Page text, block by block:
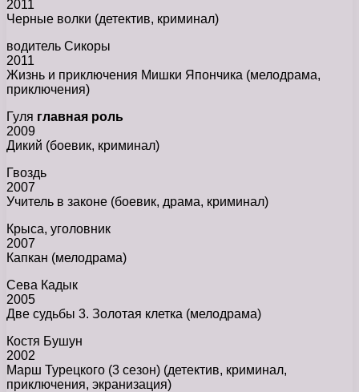
2011
Черные волки (детектив, криминал)
водитель Сикоры
2011
Жизнь и приключения Мишки Япончика (мелодрама,
приключения)
Гуля главная роль
2009
Дикий (боевик, криминал)
Гвоздь
2007
Учитель в законе (боевик, драма, криминал)
Крыса, уголовник
2007
Капкан (мелодрама)
Сева Кадык
2005
Две судьбы 3. Золотая клетка (мелодрама)
Костя Бушун
2002
Марш Турецкого (3 сезон) (детектив, криминал,
приключения, экранизация)